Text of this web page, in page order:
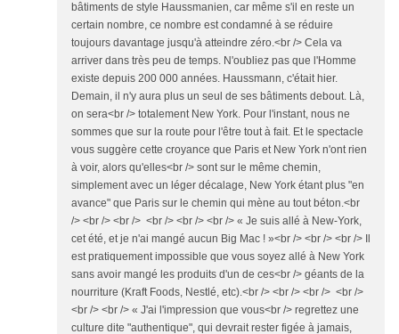
bâtiments de style Haussmanien, car même s'il en reste un
certain nombre, ce nombre est condamné à se réduire
toujours davantage jusqu'à atteindre zéro.<br /> Cela va
arriver dans très peu de temps. N'oubliez pas que l'Homme
existe depuis 200 000 années. Haussmann, c'était hier.
Demain, il n'y aura plus un seul de ses bâtiments debout. Là,
on sera<br /> totalement New York. Pour l'instant, nous ne
sommes que sur la route pour l'être tout à fait. Et le spectacle
vous suggère cette croyance que Paris et New York n'ont rien
à voir, alors qu'elles<br /> sont sur le même chemin,
simplement avec un léger décalage, New York étant plus "en
avance" que Paris sur le chemin qui mène au tout béton.<br
/> <br /> <br /> <br /> <br /> <br /> « Je suis allé à New-York,
cet été, et je n'ai mangé aucun Big Mac ! »<br /> <br /> <br /> Il
est pratiquement impossible que vous soyez allé à New York
sans avoir mangé les produits d'un de ces<br /> géants de la
nourriture (Kraft Foods, Nestlé, etc).<br /> <br /> <br /> <br />
<br /> <br /> « J'ai l'impression que vous<br /> regrettez une
culture dite "authentique", qui devrait rester figée à jamais,